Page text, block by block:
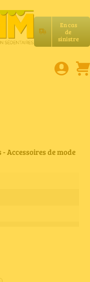
En cas
de
sinistre
Accessoires de mode